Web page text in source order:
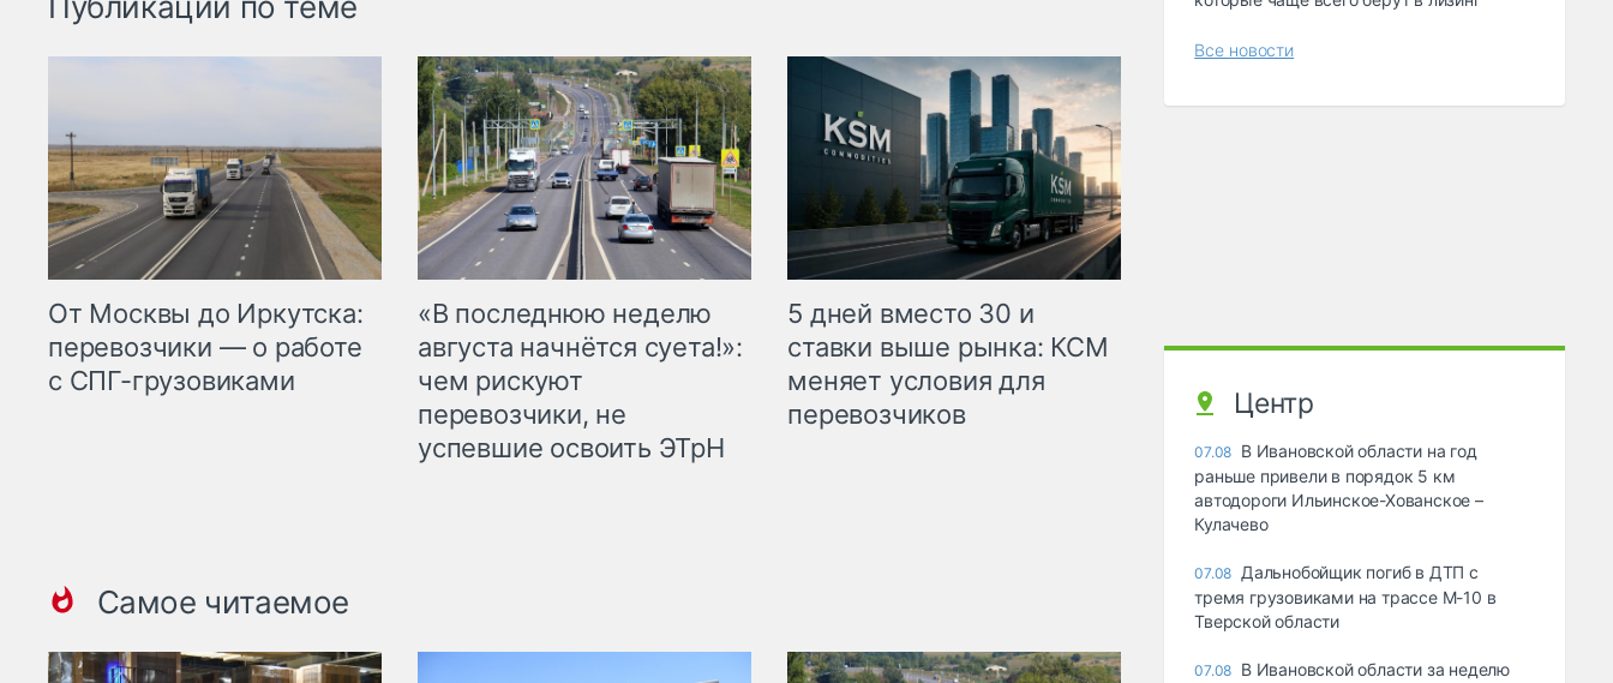
От Москвы до Иркутска:
перевозчики — о работе
с СПГ-грузовиками
«В последнюю неделю
августа начнётся суета!»:
чем рискуют
перевозчики, не
успевшие освоить ЭТрН
5 дней вместо 30 и
ставки выше рынка: КСМ
меняет условия для
перевозчиков
Самое читаемое
Все новости
Центр
07.08 В Ивановской области на год
раньше привели в порядок 5 км
автодороги Ильинское-Хованское –
Кулачево
07.08 Дальнобойщик погиб в ДТП с
тремя грузовиками на трассе М-10 в
Тверской области
07.08 В Ивановской области за неделю